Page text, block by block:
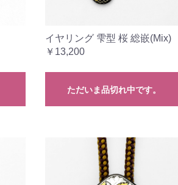
イヤリング 雫型 桜 総嵌(Mix)
￥13,200
ただいま品切れ中です。